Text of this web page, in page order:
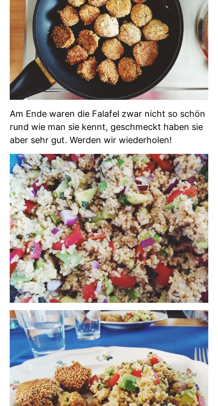
Am Ende waren die Falafel zwar nicht so schön
rund wie man sie kennt, geschmeckt haben sie
aber sehr gut. Werden wir wiederholen!